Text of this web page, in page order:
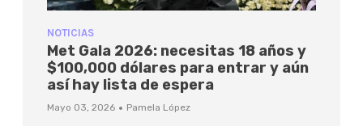
NOTICIAS
Met Gala 2026: necesitas 18 años y
$100,000 dólares para entrar y aún
así hay lista de espera
Mayo 03, 2026 · Pamela López